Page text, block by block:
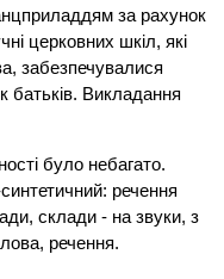
за рахунок
церковних шкіл, які
забезпечувалися
батьків. Викладання
було небагато.
речення
склади - на звуки, з
речення.